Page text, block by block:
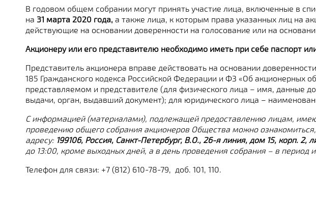
В годовом общем собрании могут принять участие лица, включенные в
на 31 марта 2020 года, а также лица, к которым права указанных лиц на
действующие на основании доверенности на голосование или на
Акционеру или его представителю необходимо иметь при себе паспорт
Представитель акционера вправе действовать на основании
185 Гражданского кодекса Российской Федерации и ФЗ «Об акционерных
представляемом и представителе (для физического лица – имя, данные
выдачи, орган, выдавший документ); для юридического лица –
С информацией (материалами), подлежащей предоставлению лицам,
проведению общего собрания акционеров Общества можно
адресу: 199106, Россия, Санкт-Петербург, В.О., 26-я линия, дом 15, корп.
до 13:00, кроме выходных дней, а в день проведения собрания – в период
Телефон для связи: +7 (812) 610-78-79, доб. 101, 110.